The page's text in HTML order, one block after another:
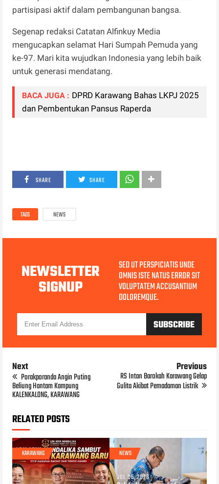
partisipasi aktif dalam pembangunan bangsa.
Segenap redaksi Catatan Alfinkuy Media
mengucapkan selamat Hari Sumpah Pemuda yang
ke-97. Mari kita wujudkan Indonesia yang lebih baik
untuk generasi mendatang.
BACA JUGA : DPRD Karawang Bahas LKPJ 2025
dan Pembentukan Pansus Raperda
SHARE SHARE
TAGS NEWS
NEWSLETTER
SIGNUP
SED UT PERSPICIATIS UNDE
OMNIS ISTE NATUS ERROR SIT
VOLUPTATEM ACCUSANTIUM
DOLOREMQUE.
Next
Porakporanda Angin Puting
Beliung Hantam Kampung
KALENKALONG, KARAWANG
Previous
RS Intan Barokah Karawang Gelap
Gulita Akibat Pemadaman Listrik
RELATED POSTS
KARAWANG NEWS
JUL 05, 2026